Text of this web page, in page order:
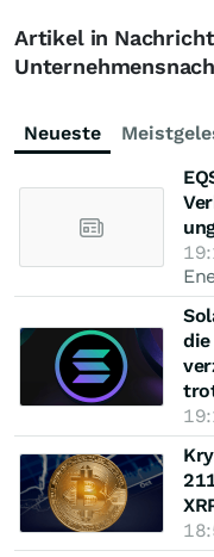
Artikel in
Neueste